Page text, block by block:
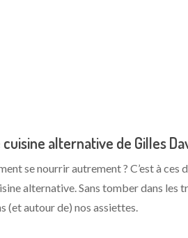
alternative de Gilles
se nourrir autrement ? C’est à
alternative. Sans tomber dans
(et autour de) nos assiettes.